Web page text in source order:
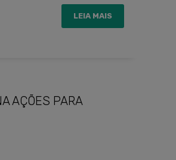
LEIA MAIS
AÇÕES PARA